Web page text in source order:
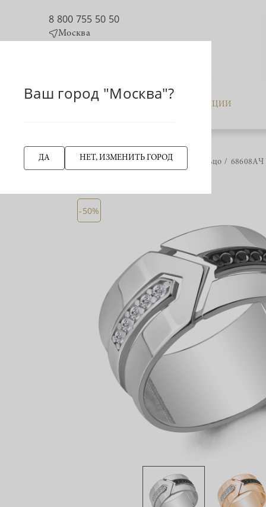
8 800 755 50 50
Москва
КАТАЛОГ АКЦИИ
НАЗАД Главная страница Кольцо 68608АЧ
-50%
Ваш город "Москва"?
ДА НЕТ, ИЗМЕНИТЬ ГОРОД